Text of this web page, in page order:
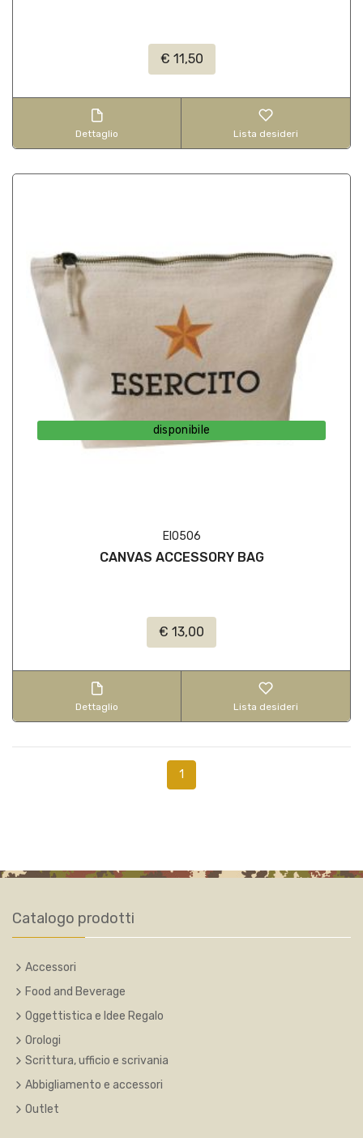
€ 11,50
Dettaglio Lista desideri
disponibile
EI0506
CANVAS ACCESSORY BAG
€ 13,00
Dettaglio Lista desideri
1
Catalogo prodotti
Accessori
Food and Beverage
Oggettistica e Idee Regalo
Orologi
Scrittura, ufficio e scrivania
Abbigliamento e accessori
Outlet